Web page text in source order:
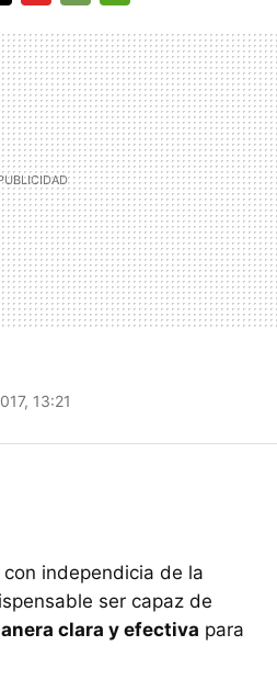
MAIL
13:21
independicia de la
ser capaz de
clara y efectiva para